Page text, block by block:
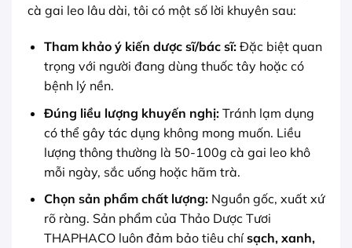
cà gai leo lâu dài, tôi có một số lời khuyên sau:
Tham khảo ý kiến dược sĩ/bác sĩ:Đặc biệt quan
trọng với người đang dùng thuốc tây hoặc có
bệnh lý nền.
Đúng liều lượng khuyến nghị:Tránh lạm dụng
có thể gây tác dụng không mong muốn. Liều
lượng thông thường là 50-100g cà gai leo khô
mỗi ngày, sắc uống hoặc hãm trà.
Chọn sản phẩm chất lượng:Nguồn gốc, xuất xứ
rõ ràng. Sản phẩm của Thảo Dược Tươi
THAPHACO luôn đảm bảo tiêu chísạch, xanh,